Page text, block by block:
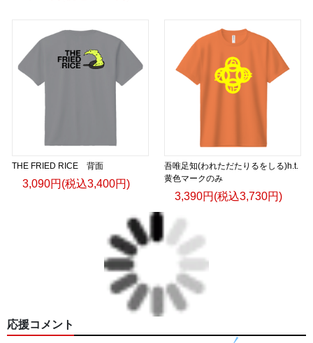
THE FRIED RICE 背面
3,090円(税込3,400円)
吾唯足知(われただたりるをしる)h.t.
黄色マークのみ
3,390円(税込3,730円)
応援コメント